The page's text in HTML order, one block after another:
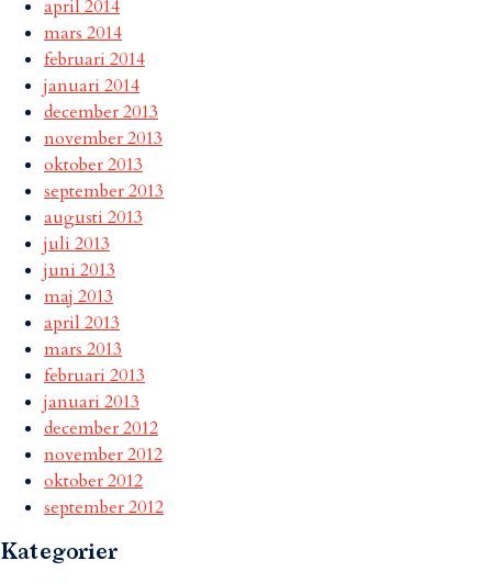
april 2014
mars 2014
februari 2014
januari 2014
december 2013
november 2013
oktober 2013
september 2013
augusti 2013
juli 2013
juni 2013
maj 2013
april 2013
mars 2013
februari 2013
januari 2013
december 2012
november 2012
oktober 2012
september 2012
Kategorier